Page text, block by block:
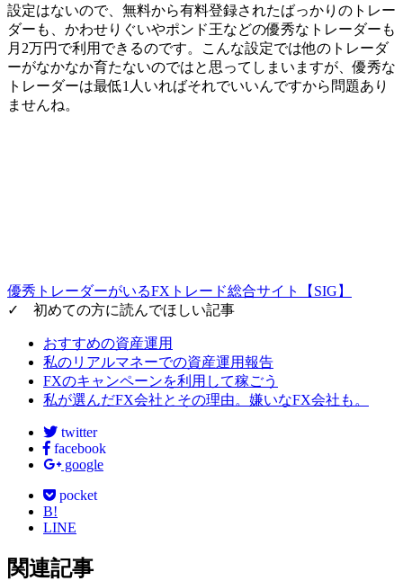
設定はないので、無料から有料登録されたばっかりのトレー
ダーも、かわせりぐいやポンド王などの優秀なトレーダーも
月2万円で利用できるのです。こんな設定では他のトレーダ
ーがなかなか育たないのではと思ってしまいますが、優秀な
トレーダーは最低1人いればそれでいいんですから問題あり
ませんね。
優秀トレーダーがいるFXトレード総合サイト【SIG】
✓ 初めての方に読んでほしい記事
おすすめの資産運用
私のリアルマネーでの資産運用報告
FXのキャンペーンを利用して稼ごう
私が選んだFX会社とその理由。嫌いなFX会社も。
twitter
facebook
google
pocket
B!
LINE
関連記事